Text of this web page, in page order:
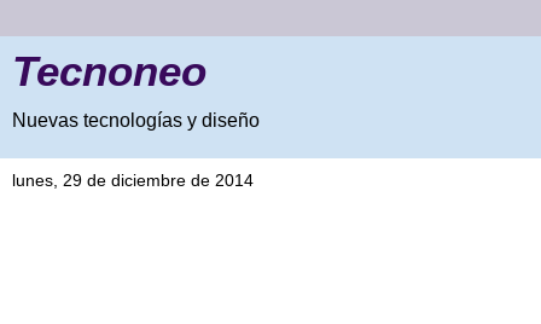
Tecnoneo
Nuevas tecnologías y diseño
lunes, 29 de diciembre de 2014